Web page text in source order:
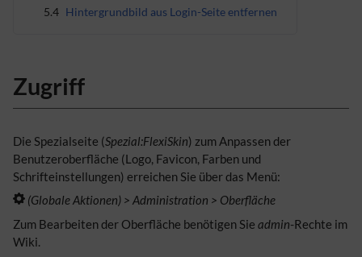
5.4 Hintergrundbild aus Login-Seite entfernen
Zugriff
Die Spezialseite (Spezial:FlexiSkin) zum Anpassen der
Benutzeroberfläche (Logo, Favicon, Farben und
Schrifteinstellungen) erreichen Sie über das Menü:
(Globale Aktionen) > Administration > Oberfläche
Zum Bearbeiten der Oberfläche benötigen Sie admin-Rechte im
Wiki.